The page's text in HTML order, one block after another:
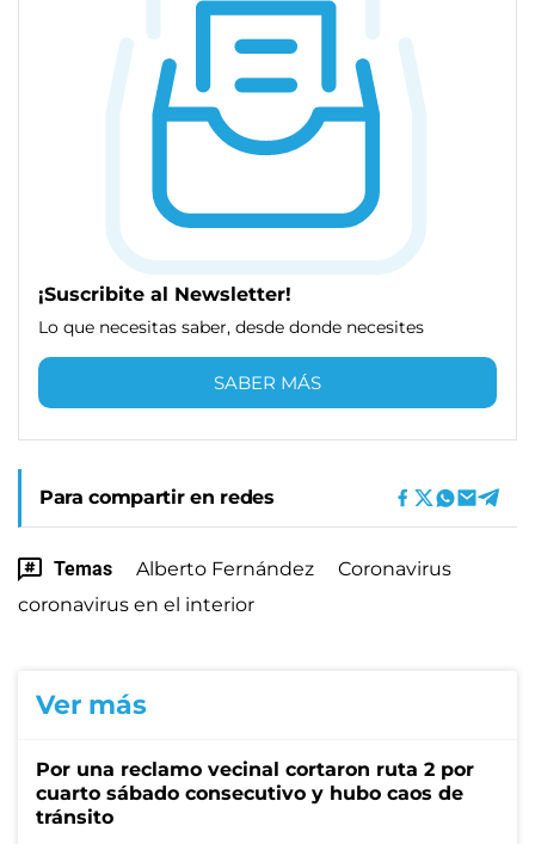
¡Suscribite al Newsletter!
Lo que necesitas saber, desde donde necesites
SABER MÁS
Para compartir en redes
Temas Alberto Fernández
Coronavirus
coronavirus en el interior
Ver más
Por una reclamo vecinal cortaron ruta 2 por
cuarto sábado consecutivo y hubo caos de
tránsito